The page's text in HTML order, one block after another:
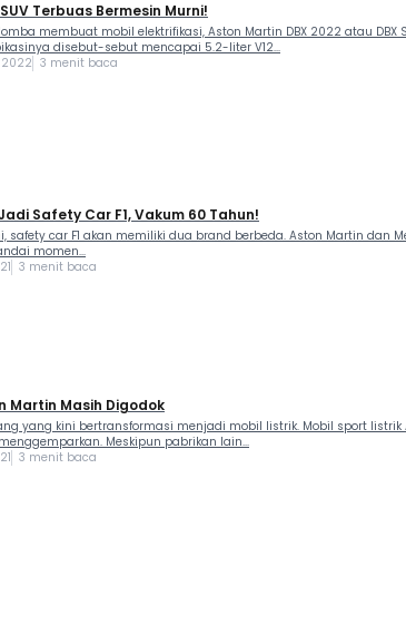
Terbuas Bermesin Murni!
membuat mobil elektrifikasi, Aston Martin DBX 2022 atau
disebut-sebut mencapai 5.2-liter V12...
3 menit baca
Safety Car F1, Vakum 60 Tahun!
safety car F1 akan memiliki dua brand berbeda. Aston Martin
momen...
3 menit baca
Martin Masih Digodok
yang kini bertransformasi menjadi mobil listrik. Mobil sport
Meskipun pabrikan lain...
3 menit baca